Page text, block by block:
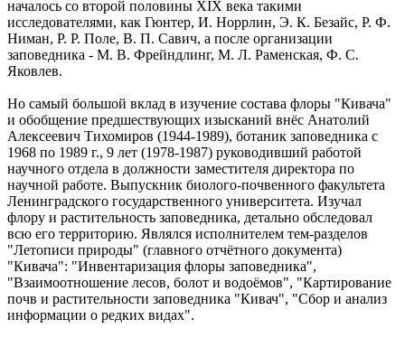
началось со второй половины XIX века такими
исследователями, как Гюнтер, И. Норрлин, Э. К. Безайс, Р. Ф.
Ниман, Р. Р. Поле, В. П. Савич, а после организации
заповедника - М. В. Фрейндлинг, М. Л. Раменская, Ф. С.
Яковлев.
Но самый большой вклад в изучение состава флоры "Кивача"
и обобщение предшествующих изысканий внёс Анатолий
Алексеевич Тихомиров (1944-1989), ботаник заповедника с
1968 по 1989 г., 9 лет (1978-1987) руководивший работой
научного отдела в должности заместителя директора по
научной работе. Выпускник биолого-почвенного факультета
Ленинградского государственного университета. Изучал
флору и растительность заповедника, детально обследовал
всю его территорию. Являлся исполнителем тем-разделов
"Летописи природы" (главного отчётного документа)
"Кивача": "Инвентаризация флоры заповедника",
"Взаимоотношение лесов, болот и водоёмов", "Картирование
почв и растительности заповедника "Кивач", "Сбор и анализ
информации о редких видах".